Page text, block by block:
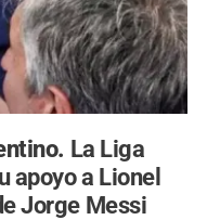
La Liga
apoyo a Lionel
Jorge Messi